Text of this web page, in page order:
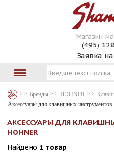
Магазин-
(495)
Заявка
Бренды HOHNER
Аксессуары для клавишных инструментов
АКСЕССУАРЫ ДЛЯ
HOHNER
Найдено 1 товар